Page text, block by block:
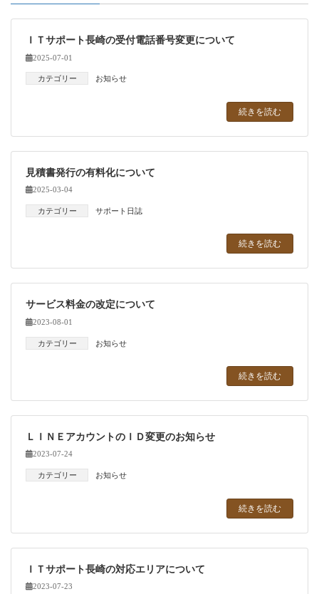
ＩＴサポート長崎の受付電話番号変更について
2025-07-01
カテゴリー お知らせ
続きを読む
見積書発行の有料化について
2025-03-04
カテゴリー サポート日誌
続きを読む
サービス料金の改定について
2023-08-01
カテゴリー お知らせ
続きを読む
ＬＩＮＥアカウントのＩＤ変更のお知らせ
2023-07-24
カテゴリー お知らせ
続きを読む
ＩＴサポート長崎の対応エリアについて
2023-07-23